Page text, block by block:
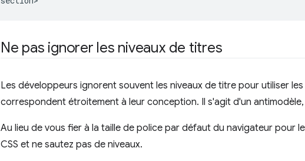
Ne pas ignorer les niveaux de titres
Les développeurs ignorent souvent les niveaux de titre pour utiliser
correspondent étroitement à leur conception. Il s'agit d'un
Au lieu de vous fier à la taille de police par défaut du navigateur pour
CSS et ne sautez pas de niveaux.